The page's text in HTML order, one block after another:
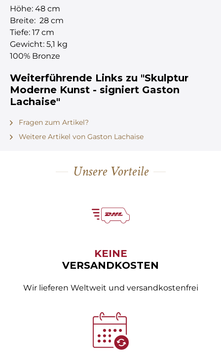
Höhe: 48 cm
Breite: 28 cm
Tiefe: 17 cm
Gewicht: 5,1 kg
100% Bronze
Weiterführende Links zu "Skulptur
Moderne Kunst - signiert Gaston
Lachaise"
Fragen zum Artikel?
Weitere Artikel von Gaston Lachaise
Unsere Vorteile
KEINE
VERSANDKOSTEN
Wir lieferen Weltweit und versandkostenfrei